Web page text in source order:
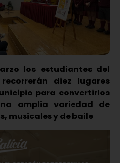
los estudiantes del
diez lugares
para convertirlos
amplia variedad de
musicales y de baile